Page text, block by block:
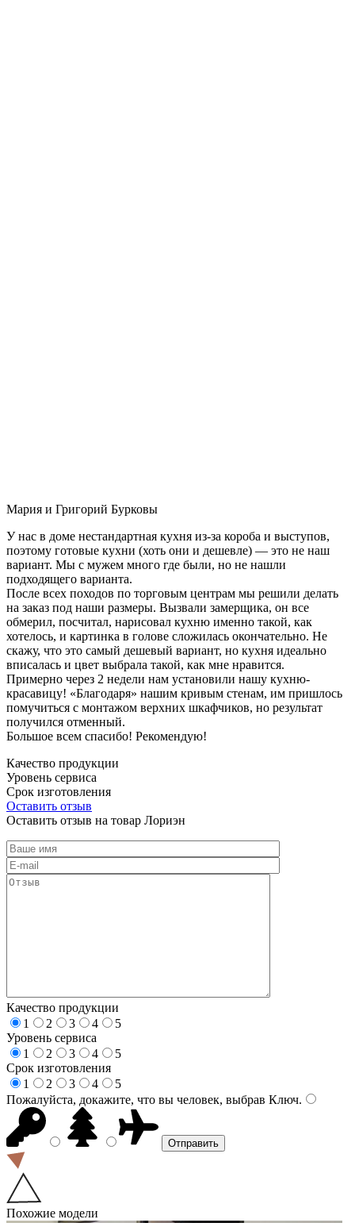
Мария и Григорий Бурковы
У нас в доме нестандартная кухня из-за короба и выступов,
поэтому готовые кухни (хоть они и дешевле) — это не наш
вариант. Мы с мужем много где были, но не нашли
подходящего варианта.
После всех походов по торговым центрам мы решили делать
на заказ под наши размеры. Вызвали замерщика, он все
обмерил, посчитал, нарисовал кухню именно такой, как
хотелось, и картинка в голове сложилась окончательно. Не
скажу, что это самый дешевый вариант, но кухня идеально
вписалась и цвет выбрала такой, как мне нравится.
Примерно через 2 недели нам установили нашу кухню-
красавицу! «Благодаря» нашим кривым стенам, им пришлось
помучиться с монтажом верхних шкафчиков, но результат
получился отменный.
Большое всем спасибо! Рекомендую!
Качество продукции
Уровень сервиса
Срок изготовления
Оставить отзыв
Оставить отзыв на товар Лориэн
Качество продукции
1
2 3 4
5
Уровень сервиса
1
2 3 4
5
Срок изготовления
1
2 3 4
5
Пожалуйста, докажите, что вы человек, выбрав Ключ.
Похожие модели